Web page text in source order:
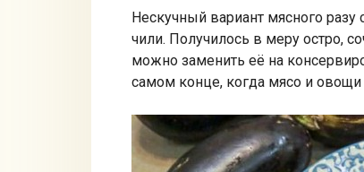
Нескучный вариант мясного
чили. Получилось в меру остро,
можно заменить её на
самом конце, когда мясо и овощи